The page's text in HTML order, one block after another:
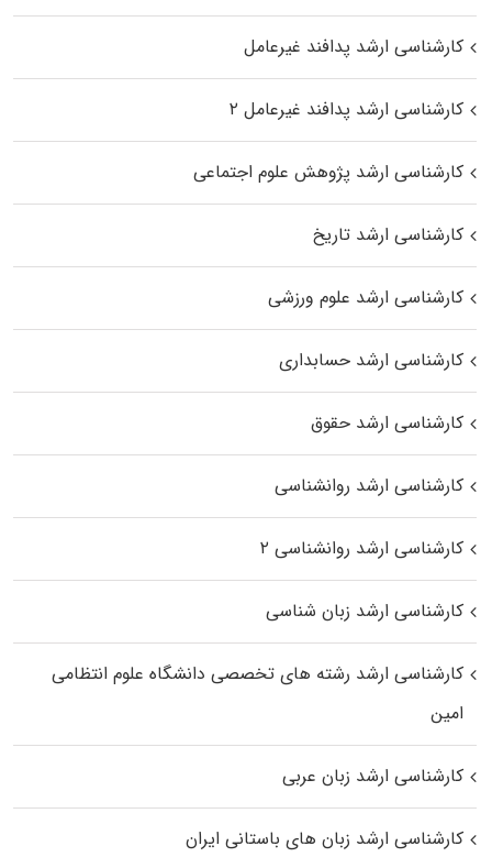
کارشناسی ارشد پدافند غیرعامل
کارشناسی ارشد پدافند غیرعامل ۲
کارشناسی ارشد پژوهش علوم اجتماعی
کارشناسی ارشد تاریخ
کارشناسی ارشد علوم ورزشی
کارشناسی ارشد حسابداری
کارشناسی ارشد حقوق
کارشناسی ارشد روانشناسی
کارشناسی ارشد روانشناسی ۲
کارشناسی ارشد زبان شناسی
کارشناسی ارشد رﺷﺘﻪ ﻫﺎی تخصصی داﻧﺸﮕﺎه ﻋﻠﻮم انتظامی
اﻣﻴﻦ
کارشناسی ارشد زبان عربی
کارشناسی ارشد زبان‌ های باستانی ایران